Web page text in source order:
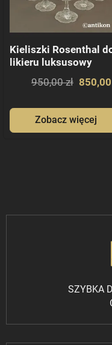
Kieliszki Rosenthal
likieru luksusowy
komplet stare szkło
950,00 zł 850,00
Zobacz więcej
SZYBKA